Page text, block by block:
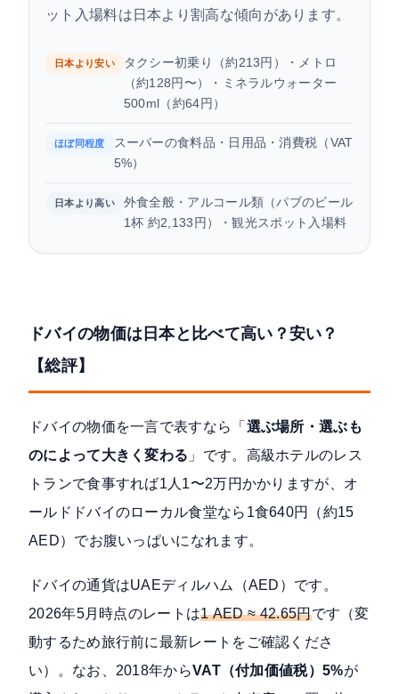
ット入場料は日本より割高な傾向があります。
日本より安い
タクシー初乗り（約213円）・メトロ
（約128円〜）・ミネラルウォーター
500ml（約64円）
ほぼ同程度
スーパーの食料品・日用品・消費税（VAT
5%）
日本より高い
外食全般・アルコール類（パブのビール
1杯 約2,133円）・観光スポット入場料
ドバイの物価は日本と比べて高い？安い？
【総評】
ドバイの物価を一言で表すなら「 選ぶ場所・選ぶも
のによって大きく変わる 」です。高級ホテルのレス
トランで食事すれば1人1〜2万円かかりますが、オ
ールドドバイのローカル食堂なら1食640円（約15
AED）でお腹いっぱいになれます。
ドバイの通貨はUAEディルハム（AED）です。
2026年5月時点のレートは1 AED ≈ 42.65円です（変
動するため旅行前に最新レートをご確認くださ
い）。なお、2018年からVAT（付加価値税）5%が